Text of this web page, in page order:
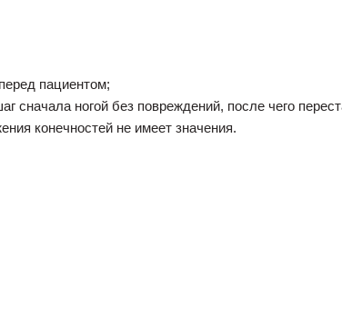
пациентом;
сначала ногой без повреждений, после чего
конечностей не имеет значения.